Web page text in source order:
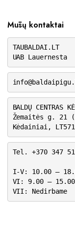
Mūsų kontaktai
TAUBALDAI.LT
UAB Lauernesta
BALDŲ CENTRAS
Žemaitės g.
Kėdainiai,
Tel. +370 347
I-V: 10.00 –
VI: 9.00 – 15.00
VII: Nedirbame